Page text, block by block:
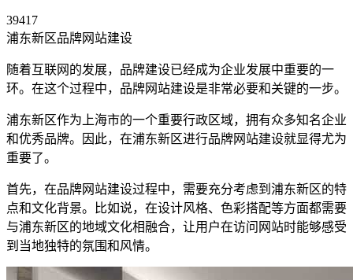
39417
浦东新区品牌网站建设
随着互联网的发展，品牌建设已经成为企业发展中重要的一
环。在这个过程中，品牌网站建设是非常必要和关键的一步。
浦东新区作为上海市的一个重要行政区域，拥有众多知名企业
和优秀品牌。因此，在浦东新区进行品牌网站建设就显得尤为
重要了。
首先，在品牌网站建设过程中，需要充分考虑到浦东新区的特
点和文化背景。比如说，在设计风格、色彩搭配等方面都需要
与浦东新区的地域文化相融合，让用户在访问网站时能够感受
到当地独特的氛围和风情。